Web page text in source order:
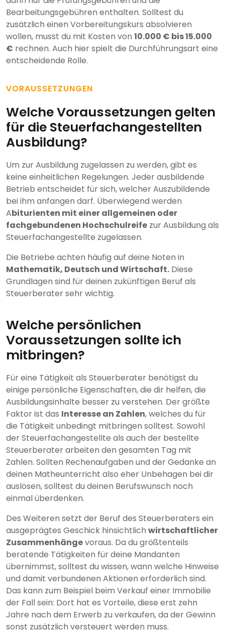
Bearbeitungsgebühren enthalten. Solltest du
zusätzlich einen Vorbereitungskurs absolvieren
wollen, musst du mit Kosten von 10.000 € bis 15.000
€ rechnen. Auch hier spielt die Durchführungsart eine
entscheidende Rolle.
VORAUSSETZUNGEN
Welche Voraussetzungen gelten
für die Steuerfachangestellten
Ausbildung?
Um zur Ausbildung zugelassen zu werden, gibt es
keine einheitlichen Regelungen. Jeder ausbildende
Betrieb entscheidet für sich, welcher Auszubildende
bei ihm anfangen darf. Überwiegend werden
Abiturienten mit einer allgemeinen oder
fachgebundenen Hochschulreife zur Ausbildung als
Steuerfachangestellte zugelassen.
Die Betriebe achten häufig auf deine Noten in
Mathematik, Deutsch und Wirtschaft. Diese
Grundlagen sind für deinen zukünftigen Beruf als
Steuerberater sehr wichtig.
Welche persönlichen
Voraussetzungen sollte ich
mitbringen?
Für eine Tätigkeit als Steuerberater benötigst du
einige persönliche Eigenschaften, die dir helfen, die
Ausbildungsinhalte besser zu verstehen. Der größte
Faktor ist das Interesse an Zahlen, welches du für
die Tätigkeit unbedingt mitbringen solltest. Sowohl
der Steuerfachangestellte als auch der bestellte
Steuerberater arbeiten den gesamten Tag mit
Zahlen. Sollten Rechenaufgaben und der Gedanke an
deinen Matheunterricht also eher Unbehagen bei dir
auslösen, solltest du deinen Berufswunsch noch
einmal überdenken.
Des Weiteren setzt der Beruf des Steuerberaters ein
ausgeprägtes Geschick hinsichtlich wirtschaftlicher
Zusammenhängevoraus. Da du größtenteils
beratende Tätigkeiten für deine Mandanten
übernimmst, solltest du wissen, wann welche Hinweise
und damit verbundenen Aktionen erforderlich sind.
Das kann zum Beispiel beim Verkauf einer Immobilie
der Fall sein: Dort hat es Vorteile, diese erst zehn
Jahre nach dem Erwerb zu verkaufen, da der Gewinn
sonst zusätzlich versteuert werden muss.